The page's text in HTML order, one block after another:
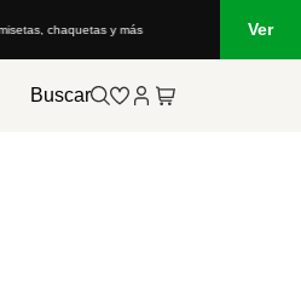
chaquetas y más Ver
Buscar